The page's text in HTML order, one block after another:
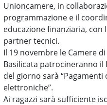
Unioncamere, in
programmazione e il
educazione finanziaria, con
partner tecnici.
Il 19 novembre le Camere
Basilicata patrocineranno il
del giorno sarà
elettroniche”.
Ai ragazzi sarà sufficiente